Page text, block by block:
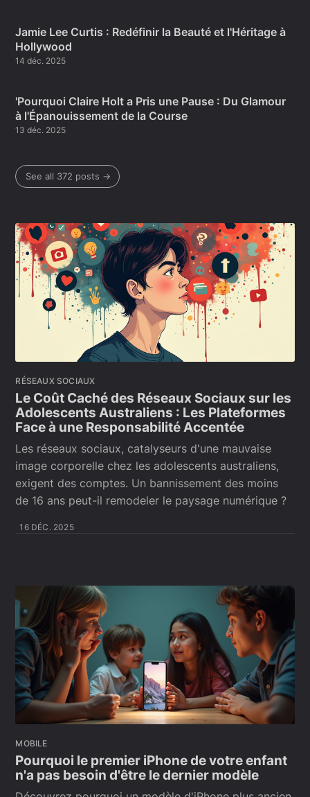
Jamie Lee Curtis : Redéfinir la Beauté et l'Héritage à
Hollywood
14 déc. 2025
'Pourquoi Claire Holt a Pris une Pause : Du Glamour
à l'Épanouissement de la Course
13 déc. 2025
See all 372 posts →
RÉSEAUX SOCIAUX
Le Coût Caché des Réseaux Sociaux sur les
Adolescents Australiens : Les Plateformes
Face à une Responsabilité Accentée
Les réseaux sociaux, catalyseurs d'une mauvaise
image corporelle chez les adolescents australiens,
exigent des comptes. Un bannissement des moins
de 16 ans peut-il remodeler le paysage numérique ?
16 DÉC. 2025
MOBILE
Pourquoi le premier iPhone de votre enfant
n'a pas besoin d'être le dernier modèle